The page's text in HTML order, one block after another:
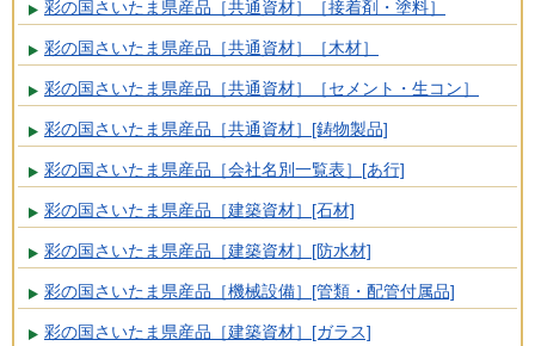
彩の国さいたま県産品［共通資材］［接着剤・塗料］
彩の国さいたま県産品［共通資材］［木材］
彩の国さいたま県産品［共通資材］［セメント・生コン］
彩の国さいたま県産品［共通資材］[鋳物製品]
彩の国さいたま県産品［会社名別一覧表］[あ行]
彩の国さいたま県産品［建築資材］[石材]
彩の国さいたま県産品［建築資材］[防水材]
彩の国さいたま県産品［機械設備］[管類・配管付属品]
彩の国さいたま県産品［建築資材］[ガラス]